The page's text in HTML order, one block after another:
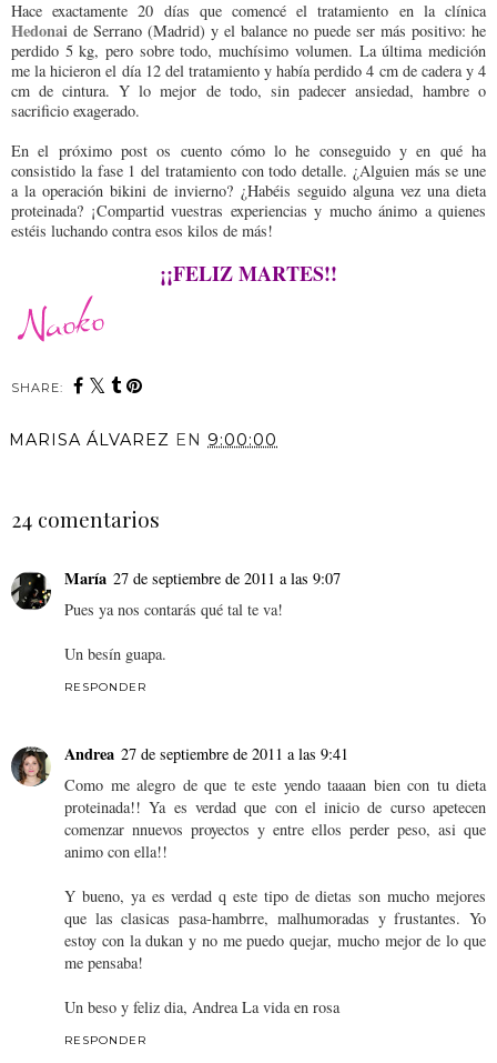
Hace exactamente 20 días que comencé el tratamiento en la clínica
Hedonai de Serrano (Madrid) y el balance no puede ser más positivo: he
perdido 5 kg, pero sobre todo, muchísimo volumen. La última medición
me la hicieron el día 12 del tratamiento y había perdido 4 cm de cadera y 4
cm de cintura. Y lo mejor de todo, sin padecer ansiedad, hambre o
sacrificio exagerado.
En el próximo post os cuento cómo lo he conseguido y en qué ha
consistido la fase 1 del tratamiento con todo detalle. ¿Alguien más se une
a la operación bikini de invierno? ¿Habéis seguido alguna vez una dieta
proteinada? ¡Compartid vuestras experiencias y mucho ánimo a quienes
estéis luchando contra esos kilos de más!
¡¡FELIZ MARTES!!
SHARE:
MARISA ÁLVAREZ EN 9:00:00
24 comentarios
María 27 de septiembre de 2011 a las 9:07
Pues ya nos contarás qué tal te va!
Un besín guapa.
RESPONDER
Andrea 27 de septiembre de 2011 a las 9:41
Como me alegro de que te este yendo taaaan bien con tu dieta
proteinada!! Ya es verdad que con el inicio de curso apetecen
comenzar nnuevos proyectos y entre ellos perder peso, asi que
animo con ella!!
Y bueno, ya es verdad q este tipo de dietas son mucho mejores
que las clasicas pasa-hambrre, malhumoradas y frustantes. Yo
estoy con la dukan y no me puedo quejar, mucho mejor de lo que
me pensaba!
Un beso y feliz dia, Andrea La vida en rosa
RESPONDER